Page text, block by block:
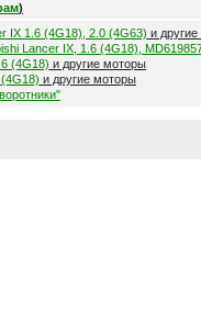
)
IX 1.6 (4G18), 2.0 (4G63) и
Lancer IX, 1.6 (4G18),
(4G18) и другие моторы
и другие моторы